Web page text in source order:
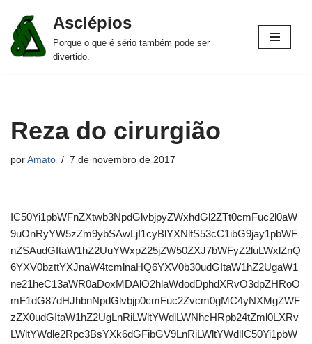
Pular
para
Asclépios
Porque o que é sério também pode ser
divertido.
Reza do cirurgião
por Amato 7 de novembro de 2017
IC50Yi1pbWFnZXtwb3NpdGlvbjpyZWxhdGl2ZTt0cmFuc2l0aW
9uOnRyYW5zZm9ybSAwLjI1cyBlYXNlfS53cC1ibG9jay1pbWF
nZSAudGItaW1hZ2UuYWxpZ25jZW50ZXJ7bWFyZ2luLWxlZnQ
6YXV0bzttYXJnaW4tcmlnaHQ6YXV0b30udGItaW1hZ2UgaW1
ne21heC13aWR0aDoxMDAlO2hlaWdodDphdXRvO3dpZHRoO
mF1dG87dHJhbnNpdGlvbjp0cmFuc2Zvcm0gMC4yNXMgZWF
zZX0udGItaW1hZ2UgLnRiLWltYWdlLWNhcHRpb24tZml0LXRv
LWltYWdle2Rpc3BsYXk6dGFibGV9LnRiLWltYWdlIC50Yi1pbW